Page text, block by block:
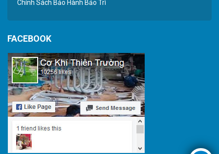
Chính Sách Bảo Hành Bảo Trì
FACEBOOK